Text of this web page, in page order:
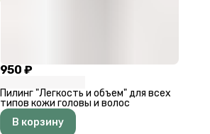
950 ₽
Пилинг "Легкость и объем" для всех
типов кожи головы и волос
В корзину